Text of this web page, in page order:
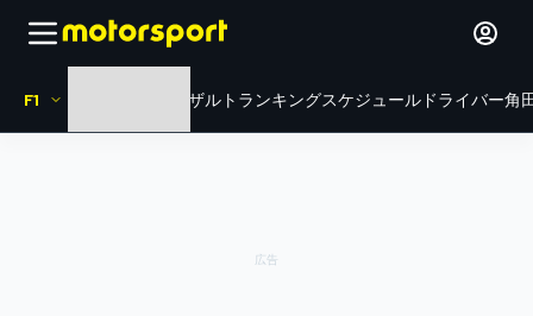
F1 リザルト ランキングスケジュール ドライバー角